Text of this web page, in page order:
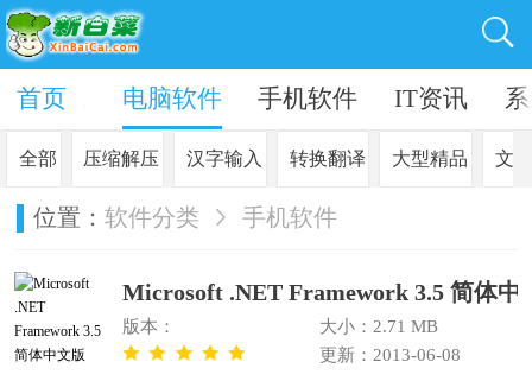
系统 电脑软件 手机软件 IT资讯
首页
全部 压缩解压 汉字输入 转换翻译 大型精品 文
位置： 软件分类 手机软件
Microsoft .NET Framework 3.5 简体中
版本：
大小：2.71 MB
更新：2013-06-08